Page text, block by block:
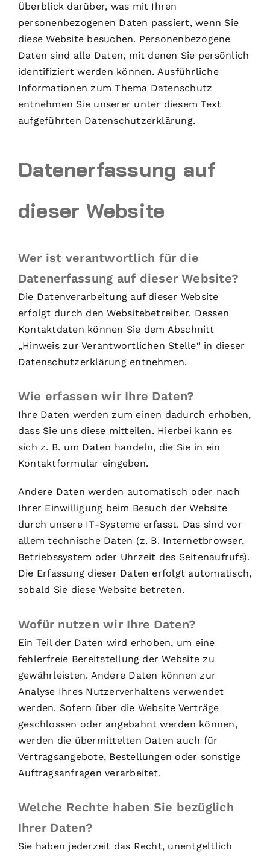
Überblick darüber, was mit Ihren
personenbezogenen Daten passiert, wenn Sie
diese Website besuchen. Personenbezogene
Daten sind alle Daten, mit denen Sie persönlich
identifiziert werden können. Ausführliche
Informationen zum Thema Datenschutz
entnehmen Sie unserer unter diesem Text
aufgeführten Datenschutzerklärung.
Datenerfassung auf
dieser Website
Wer ist verantwortlich für die
Datenerfassung auf dieser Website?
Die Datenverarbeitung auf dieser Website
erfolgt durch den Websitebetreiber. Dessen
Kontaktdaten können Sie dem Abschnitt
„Hinweis zur Verantwortlichen Stelle“ in dieser
Datenschutzerklärung entnehmen.
Wie erfassen wir Ihre Daten?
Ihre Daten werden zum einen dadurch erhoben,
dass Sie uns diese mitteilen. Hierbei kann es
sich z. B. um Daten handeln, die Sie in ein
Kontaktformular eingeben.
Andere Daten werden automatisch oder nach
Ihrer Einwilligung beim Besuch der Website
durch unsere IT-Systeme erfasst. Das sind vor
allem technische Daten (z. B. Internetbrowser,
Betriebssystem oder Uhrzeit des Seitenaufrufs).
Die Erfassung dieser Daten erfolgt automatisch,
sobald Sie diese Website betreten.
Wofür nutzen wir Ihre Daten?
Ein Teil der Daten wird erhoben, um eine
fehlerfreie Bereitstellung der Website zu
gewährleisten. Andere Daten können zur
Analyse Ihres Nutzerverhaltens verwendet
werden. Sofern über die Website Verträge
geschlossen oder angebahnt werden können,
werden die übermittelten Daten auch für
Vertragsangebote, Bestellungen oder sonstige
Auftragsanfragen verarbeitet.
Welche Rechte haben Sie bezüglich
Ihrer Daten?
Sie haben jederzeit das Recht, unentgeltlich